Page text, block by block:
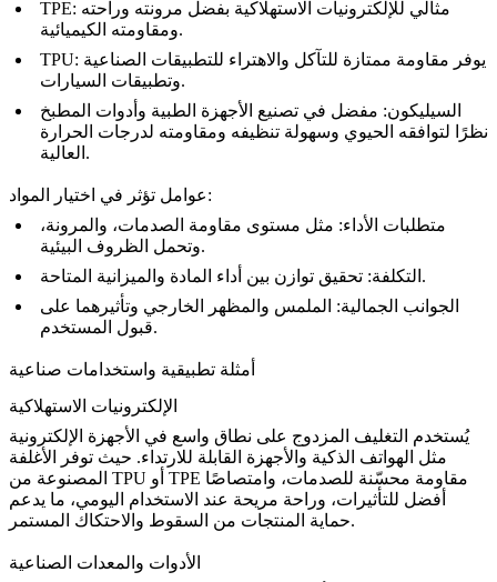
TPE:
ومقاومته الكيميائية.
TPU:
وتطبيقات السيارات.
السيليكون: مفضل في تصنيع الأجهزة الطبية وأدوات المطبخ
نظرًا لتوافقه الحيوي وسهولة تنظيفه ومقاومته لدرجات الحرارة
العالية.
عوامل تؤثر في اختيار المواد:
متطلبات الأداء: مثل مستوى مقاومة الصدمات، والمرونة،
وتحمل الظروف البيئية.
التكلفة: تحقيق توازن بين أداء المادة والميزانية المتاحة.
الجوانب الجمالية: الملمس والمظهر الخارجي وتأثيرهما على
قبول المستخدم.
أمثلة تطبيقية واستخدامات صناعية
الإلكترونيات الاستهلاكية
يُستخدم التغليف المزدوج على نطاق واسع في الأجهزة الإلكترونية
مثل الهواتف الذكية والأجهزة القابلة للارتداء. حيث توفر الأغلفة
المصنوعة من TPU أو TPE مقاومة محسّنة للصدمات، وامتصاصًا
أفضل للتأثيرات، وراحة مريحة عند الاستخدام اليومي، ما يدعم
حماية المنتجات من السقوط والاحتكاك المستمر.
الأدوات والمعدات الصناعية